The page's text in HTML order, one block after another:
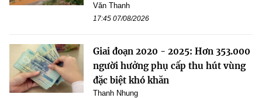
Văn Thanh
17:45 07/08/2026
Giai đoạn 2020 - 2025: Hơn 353.000
người hưởng phụ cấp thu hút vùng
đặc biệt khó khăn
Thanh Nhung